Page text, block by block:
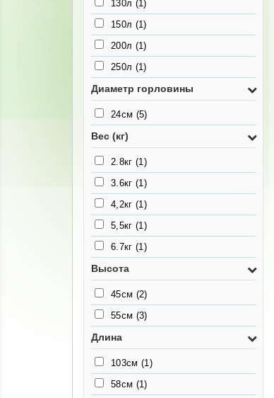
130л (1)
150л (1)
200л (1)
250л (1)
Диаметр горловины
24см (5)
Вес (кг)
2.8кг (1)
3.6кг (1)
4,2кг (1)
5,5кг (1)
6.7кг (1)
Высота
45см (2)
55см (3)
Длина
103см (1)
58см (1)